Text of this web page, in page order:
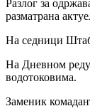
Разлог за
разматрана
На седници
На Дневном реду
водотоковима.
Заменик